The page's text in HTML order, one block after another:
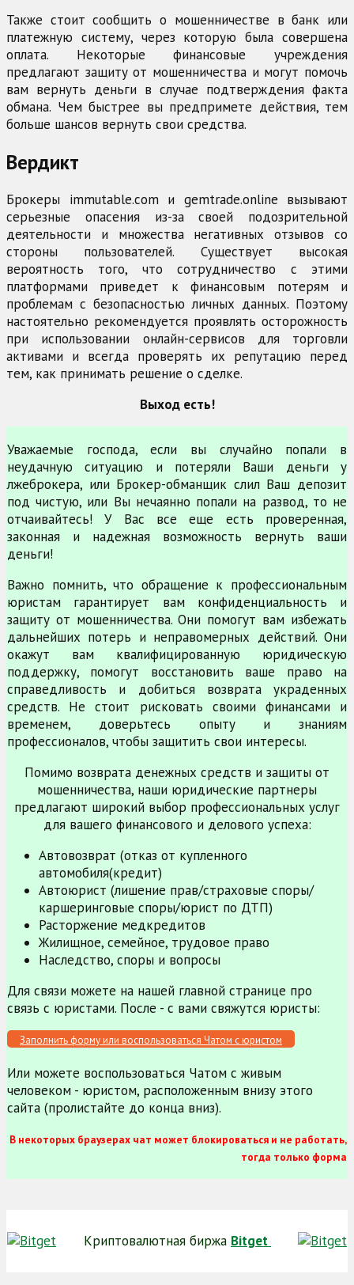
Также стоит сообщить о мошенничестве в банк или
платежную систему, через которую была совершена
оплата. Некоторые финансовые учреждения
предлагают защиту от мошенничества и могут помочь
вам вернуть деньги в случае подтверждения факта
обмана. Чем быстрее вы предпримете действия, тем
больше шансов вернуть свои средства.
Вердикт
Брокеры immutable.com и gemtrade.online вызывают
серьезные опасения из-за своей подозрительной
деятельности и множества негативных отзывов со
стороны пользователей. Существует высокая
вероятность того, что сотрудничество с этими
платформами приведет к финансовым потерям и
проблемам с безопасностью личных данных. Поэтому
настоятельно рекомендуется проявлять осторожность
при использовании онлайн-сервисов для торговли
активами и всегда проверять их репутацию перед
тем, как принимать решение о сделке.
Выход есть!
Уважаемые господа, если вы случайно попали в
неудачную ситуацию и потеряли Ваши деньги у
лжеброкера, или Брокер-обманщик слил Ваш депозит
под чистую, или Вы нечаянно попали на развод, то не
отчаивайтесь! У Вас все еще есть проверенная,
законная и надежная возможность вернуть ваши
деньги!
Важно помнить, что обращение к профессиональным
юристам гарантирует вам конфиденциальность и
защиту от мошенничества. Они помогут вам избежать
дальнейших потерь и неправомерных действий. Они
окажут вам квалифицированную юридическую
поддержку, помогут восстановить ваше право на
справедливость и добиться возврата украденных
средств. Не стоит рисковать своими финансами и
временем, доверьтесь опыту и знаниям
профессионалов, чтобы защитить свои интересы.
Помимо возврата денежных средств и защиты от
мошенничества, наши юридические партнеры
предлагают широкий выбор профессиональных услуг
для вашего финансового и делового успеха:
Автовозврат (отказ от купленного
автомобиля(кредит)
Автоюрист (лишение прав/страховые споры/
каршеринговые споры/юрист по ДТП)
Расторжение медкредитов
Жилищное, семейное, трудовое право
Наследство, споры и вопросы
Для связи можете на нашей главной странице про
связь с юристами. После - с вами свяжутся юристы:
Заполнить форму или воспользоваться Чатом с юристом
Или можете воспользоваться Чатом с живым
человеком - юристом, расположенным внизу этого
сайта (пролистайте до конца вниз).
В некоторых браузерах чат может блокироваться и не работать,
тогда только форма
Криптовалютная биржа Bitget